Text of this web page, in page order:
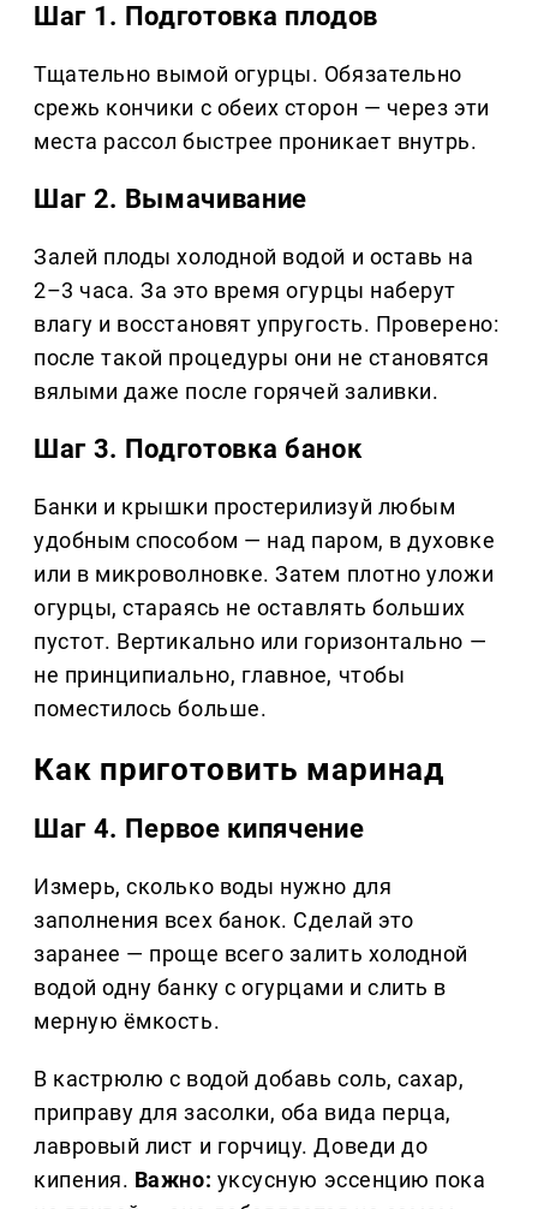
Шаг 1. Подготовка плодов
Тщательно вымой огурцы. Обязательно
срежь кончики с обеих сторон — через эти
места рассол быстрее проникает внутрь.
Шаг 2. Вымачивание
Залей плоды холодной водой и оставь на
2–3 часа. За это время огурцы наберут
влагу и восстановят упругость. Проверено:
после такой процедуры они не становятся
вялыми даже после горячей заливки.
Шаг 3. Подготовка банок
Банки и крышки простерилизуй любым
удобным способом — над паром, в духовке
или в микроволновке. Затем плотно уложи
огурцы, стараясь не оставлять больших
пустот. Вертикально или горизонтально —
не принципиально, главное, чтобы
поместилось больше.
Как приготовить маринад
Шаг 4. Первое кипячение
Измерь, сколько воды нужно для
заполнения всех банок. Сделай это
заранее — проще всего залить холодной
водой одну банку с огурцами и слить в
мерную ёмкость.
В кастрюлю с водой добавь соль, сахар,
приправу для засолки, оба вида перца,
лавровый лист и горчицу. Доведи до
кипения. Важно: уксусную эссенцию пока